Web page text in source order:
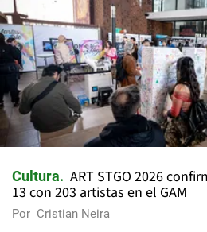
Cultura
ART STGO 2026
13 con 203 artistas en el GAM
Por Cristian Neira